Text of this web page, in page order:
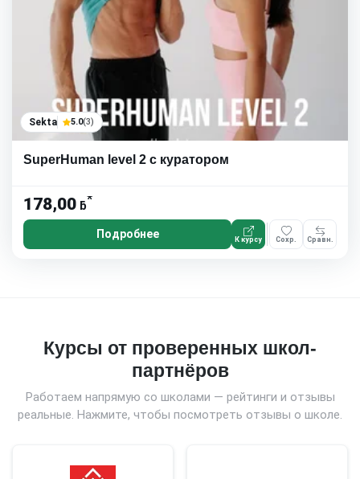
Sekta 5.0(3)
SuperHuman level 2 с куратором
178,00 ƃ*
Подробнее К курсу Сохр. Сравн.
Курсы от проверенных школ-
партнёров
Работаем напрямую со школами — рейтинги и отзывы
реальные. Нажмите, чтобы посмотреть отзывы о школе.